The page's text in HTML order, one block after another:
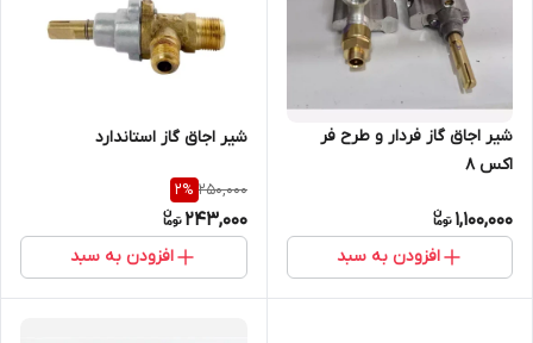
شیر اجاق گاز فردار و طرح فر
اکس 8
1,100,000
افزودن به سبد
شیر اجاق گاز استاندارد
250,000
2%
243,000
افزودن به سبد